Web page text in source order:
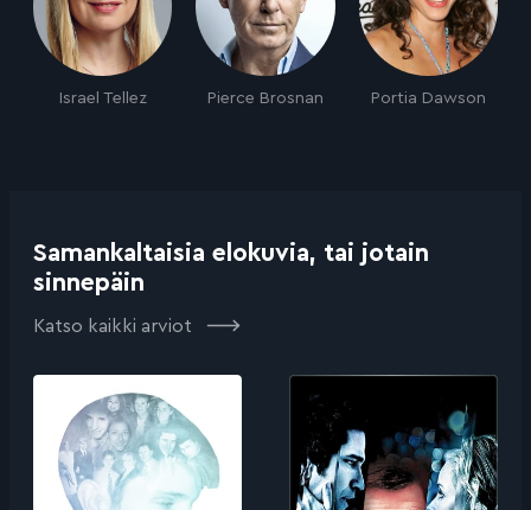
Israel Tellez Pierce Brosnan Portia Dawson
Samankaltaisia elokuvia, tai jotain
sinnepäin
Katso kaikki arviot